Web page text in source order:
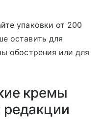
упаковки от 200
оставить для
обострения или для
кремы